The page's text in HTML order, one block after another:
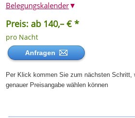
Preis: ab 140,– € *
pro Nacht
Anfragen
Per Klick kommen Sie zum nächsten Schritt,
genauer Preisangabe wählen können
Belegungskalender▼